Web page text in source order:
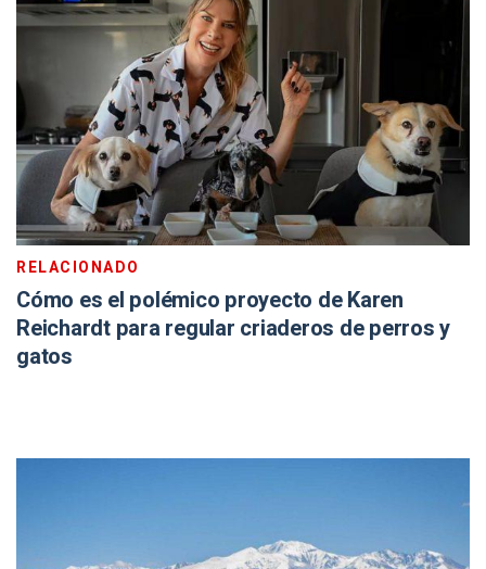
RELACIONADO
Cómo es el polémico proyecto de Karen
Reichardt para regular criaderos de perros y
gatos